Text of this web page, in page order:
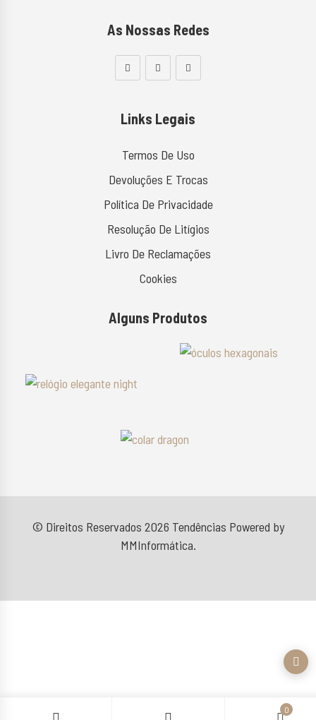
0
As Nossas Redes
Links Legais
Termos De Uso
Devoluções E Trocas
Política De Privacidade
Resolução De Litígios
Livro De Reclamações
Cookies
Alguns Produtos
© Direitos Reservados 2026 Tendências Powered by
MMInformática.